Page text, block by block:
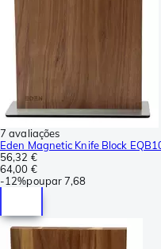
7 avaliações
Eden Magnetic Knife Block
56,32 €
64,00 €
-12%poupar7,68